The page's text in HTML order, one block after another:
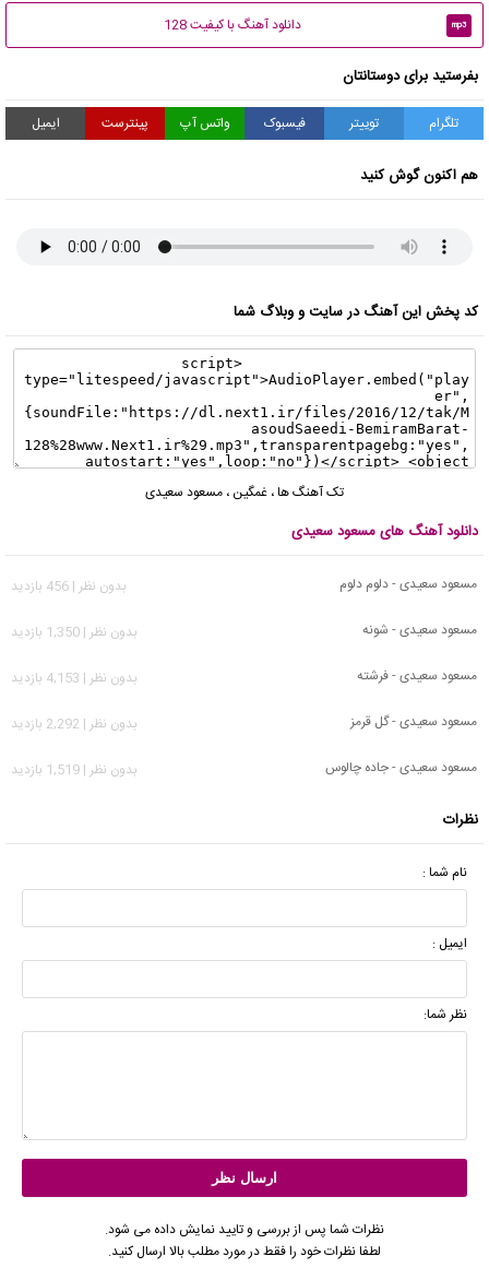
mp3 دانلود آهنگ با کیفیت 128
بفرستید برای دوستانتان
تلگرام توییتر فیسبوک واتس آپ پینترست ایمیل
هم اکنون گوش کنید
کد پخش این آهنگ در سایت و وبلاگ شما
تک آهنگ ها، غمگین ، مسعود سعیدی
دانلود آهنگ های مسعود سعیدی
مسعود سعیدی - دلوم دلوم
بدون نظر | 456 بازدید
مسعود سعیدی - شونه
بدون نظر | 1,350 بازدید
مسعود سعیدی - فرشته
بدون نظر | 4,153 بازدید
مسعود سعیدی - گل قرمز
بدون نظر | 2,292 بازدید
مسعود سعیدی - جاده چالوس
بدون نظر | 1,519 بازدید
نظرات
نام شما :
ایمیل :
نظر شما:
نظرات شما پس از بررسی و تایید نمایش داده می شود.
لطفا نظرات خود را فقط در مورد مطلب بالا ارسال کنید.